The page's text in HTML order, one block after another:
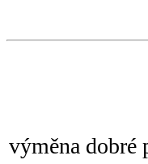
výměna dobré